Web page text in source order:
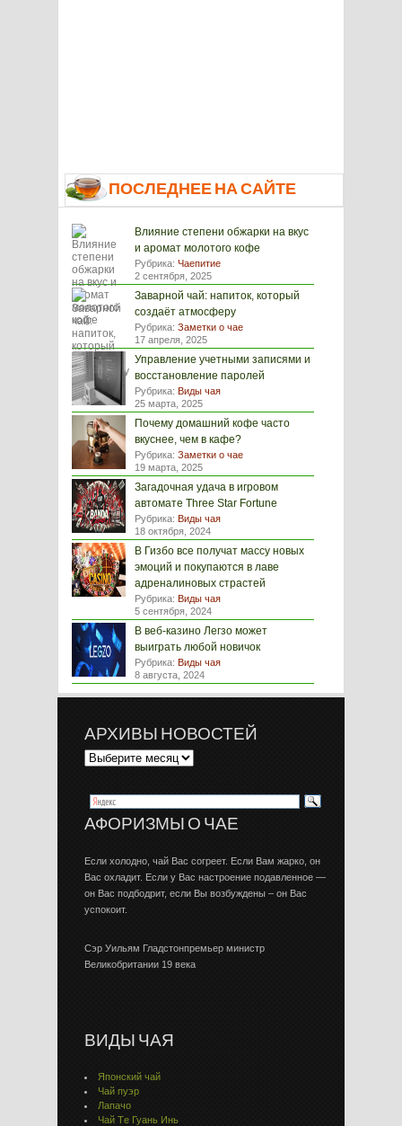
ПОСЛЕДНЕЕ НА САЙТЕ
Влияние степени обжарки на вкус
и аромат молотого кофе
Рубрика: Чаепитие
2 сентября, 2025
Заварной чай: напиток, который
создаёт атмосферу
Рубрика: Заметки о чае
17 апреля, 2025
Управление учетными записями и
восстановление паролей
Рубрика: Виды чая
25 марта, 2025
Почему домашний кофе часто
вкуснее, чем в кафе?
Рубрика: Заметки о чае
19 марта, 2025
Загадочная удача в игровом
автомате Three Star Fortune
Рубрика: Виды чая
18 октября, 2024
В Гизбо все получат массу новых
эмоций и покупаются в лаве
адреналиновых страстей
Рубрика: Виды чая
5 сентября, 2024
В веб-казино Легзо может
выиграть любой новичок
Рубрика: Виды чая
8 августа, 2024
АРХИВЫ НОВОСТЕЙ
АФОРИЗМЫ О ЧАЕ
Если холодно, чай Вас согреет. Если Вам жарко, он
Вас охладит. Если у Вас настроение подавленное —
он Вас подбодрит, если Вы возбуждены – он Вас
успокоит.
Сэр Уильям Гладстонпремьер министр
Великобритании 19 века
ВИДЫ ЧАЯ
Японский чай
Чай пуэр
Лапачо
Чай Тe Гуaнь Инь